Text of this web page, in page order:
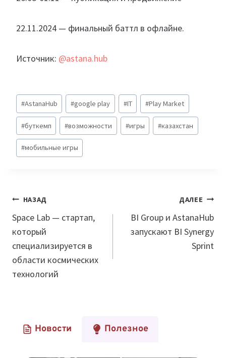
22.11.2024 — финальный баттл в офлайне.
Источник: @astana.hub
Метки
записи:
#AstanaHub #google play #IT #Play Market
#буткемп #возможности #игры #казахстан
#мобильные игры
Навигация
по
записям
НАЗАД
Space Lab — стартап,
который
специализируется в
области космических
технологий
ДАЛЕЕ
BI Group и AstanaHub
запускают BI Synergy
Sprint
Новости Полезное